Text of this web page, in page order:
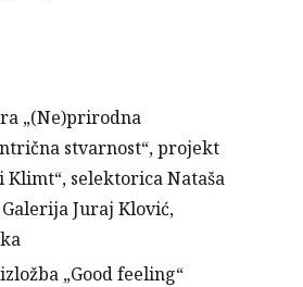
„(Ne)prirodna
stvarnost“, projekt
Klimt“, selektorica Nataša
Juraj Klović,
„Good feeling“